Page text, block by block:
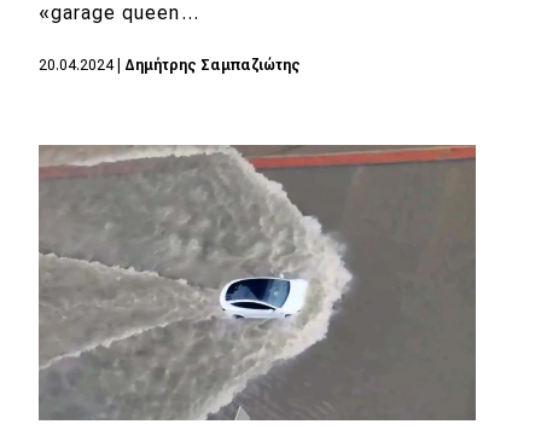
«garage queen…
20.04.2024| Δημήτρης Σαμπαζιώτης